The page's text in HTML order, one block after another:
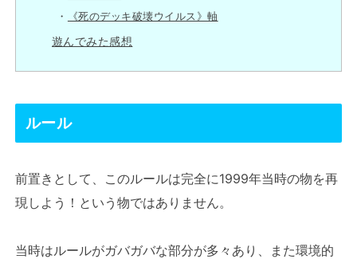
《死のデッキ破壊ウイルス》軸
遊んでみた感想
ルール
前置きとして、このルールは完全に1999年当時の物を再
現しよう！という物ではありません。
当時はルールがガバガバな部分が多々あり、また環境的